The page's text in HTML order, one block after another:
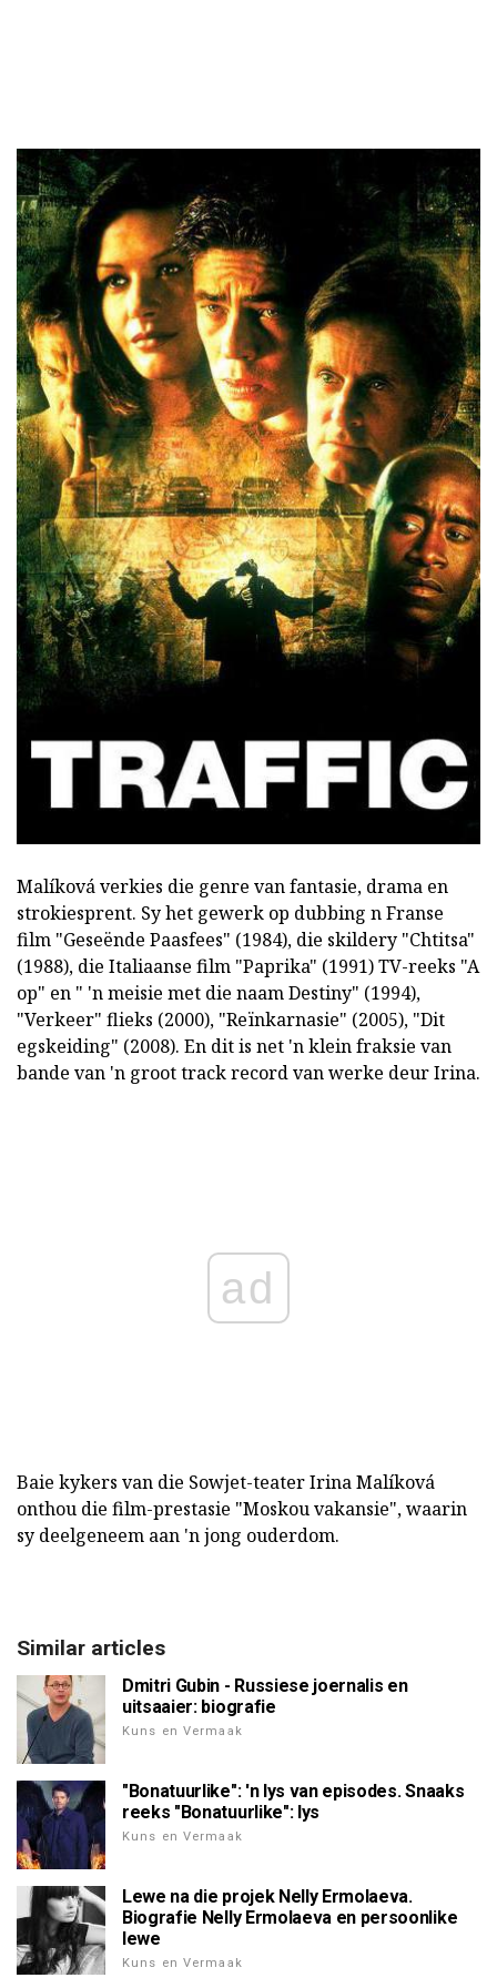
Malíková verkies die genre van fantasie, drama en
strokiesprent. Sy het gewerk op dubbing n Franse
film "Geseënde Paasfees" (1984), die skildery "Chtitsa"
(1988), die Italiaanse film "Paprika" (1991) TV-reeks "A
op" en " 'n meisie met die naam Destiny" (1994),
"Verkeer" flieks (2000), "Reïnkarnasie" (2005), "Dit
egskeiding" (2008). En dit is net 'n klein fraksie van
bande van 'n groot track record van werke deur Irina.
ad
Baie kykers van die Sowjet-teater Irina Malíková
onthou die film-prestasie "Moskou vakansie", waarin
sy deelgeneem aan 'n jong ouderdom.
Similar articles
Dmitri Gubin - Russiese joernalis en
uitsaaier: biografie
Kuns en Vermaak
"Bonatuurlike": 'n lys van episodes. Snaaks
reeks "Bonatuurlike": lys
Kuns en Vermaak
Lewe na die projek Nelly Ermolaeva.
Biografie Nelly Ermolaeva en persoonlike
lewe
Kuns en Vermaak